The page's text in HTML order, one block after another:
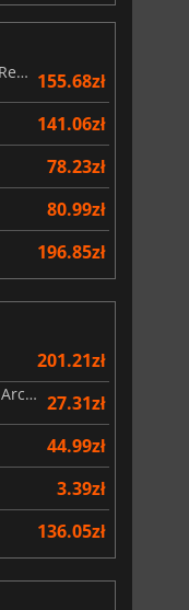
Assassin's Creed Black Flag Resynced 155.68zł
141.06zł
78.23zł
80.99zł
196.85zł
201.21zł
HellSlave II Judgment of the Archon 27.31zł
44.99zł
3.39zł
136.05zł